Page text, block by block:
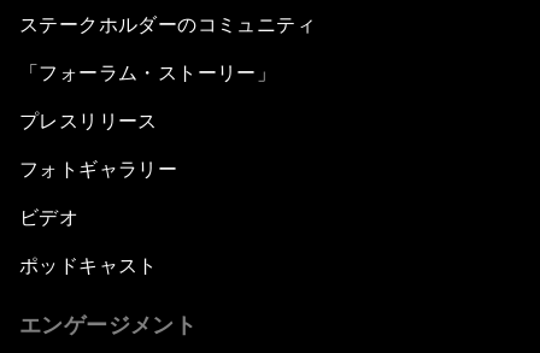
ステークホルダーのコミュニティ
「フォーラム・ストーリー」
プレスリリース
フォトギャラリー
ビデオ
ポッドキャスト
エンゲージメント